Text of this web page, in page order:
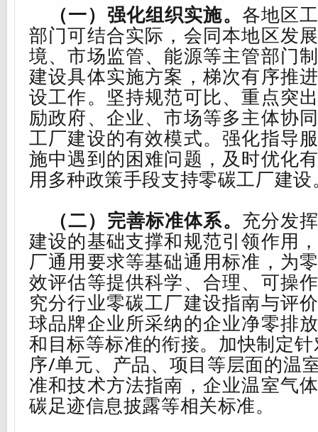
（一）强化组织实施。 各地区
部门可结合实际 ，会同本地区发
境、市场监管、能源等主管部门
建设具体实施方案，梯次有序推
设工作。坚持规范可比、重点突
励政府、企业、市场等多主体协
工厂建设的有效模式。强化指导
施中遇到的困难问题，及时优化
用多种政策手段支持零碳工厂建设
（二）完善标准体系。 充分发
建设的基础支撑和规范引领作用
厂通用要求等基础通用标准，为
效评估等提供科学、合理、可操
究分行业零碳工厂建设指南与评
球品牌企业所采纳的企业净零排
和目标等标准的衔接。加快制定
序/单元、产品、项目等层面的温
准和技术方法指南，企业温室气
碳足迹信息披露等相关标准。